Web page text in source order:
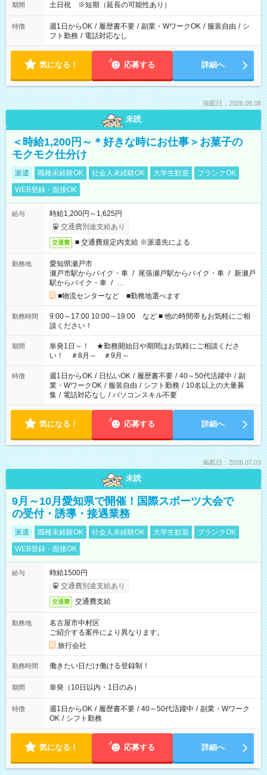
期間 土日祝 ※短期（延長の可能性あり）
特徴 週1日からOK / 履歴書不要 / 副業・WワークOK / 服装自由 / シ
フト勤務 / 電話対応なし
気になる！ 応募する 詳細へ
掲載日：2026.08.08
未読
＜時給1,200円～＊好きな時にお仕事＞お菓子の
モクモク仕分け
派遣 職種未経験OK 社会人未経験OK 大学生歓迎
ブランクOK
WEB登録・面接OK
給与
時給1,200円～1,625円
交通費別途支給あり
交通費 ■ 交通費規定内支給 ※派遣先による
勤務地
愛知県瀬戸市
瀬戸市駅からバイク・車 / 尾張瀬戸駅からバイク・車 / 新瀬戸
駅からバイク・車 / …
■物流センターなど ■勤務地選べます
勤務時間
9:00～17:00 10:00～19:00 など ■ 他の時間帯もお気軽にご相
談ください！
期間
単発1日～！ ★勤務開始日や期間はお気軽にご相談くださ
い！ ＃8月～ ＃9月～
特徴 週1日からOK / 日払いOK / 履歴書不要 / 40～50代活躍中 / 副
業・WワークOK / 服装自由 / シフト勤務 / 10名以上の大量募
集 / 電話対応なし / パソコンスキル不要
気になる！ 応募する 詳細へ
掲載日：2026.07.03
未読
9月～10月愛知県で開催！国際スポーツ大会で
の受付・誘導・接遇業務
派遣 職種未経験OK 社会人未経験OK 大学生歓迎
ブランクOK
WEB登録・面接OK
給与
時給1500円
交通費別途支給あり
交通費 交通費支給
勤務地
名古屋市中村区
ご紹介する案件により異なります。
旅行会社
勤務時間 働きたい日だけ働ける登録制！
期間 単発（10日以内・1日のみ）
特徴 週1日からOK / 履歴書不要 / 40～50代活躍中 / 副業・Wワーク
OK / シフト勤務
気になる！ 応募する 詳細へ